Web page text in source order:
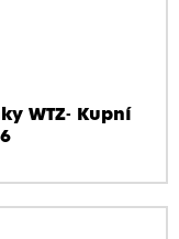
WTZ- Kupní